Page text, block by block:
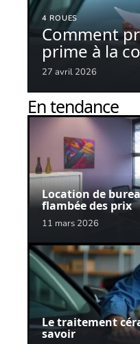
4 ROUES
Comment
prime à la
27 avril 2026
En tendance
Location de
flambée des prix
11 mars 2026
Le traitement
savoir